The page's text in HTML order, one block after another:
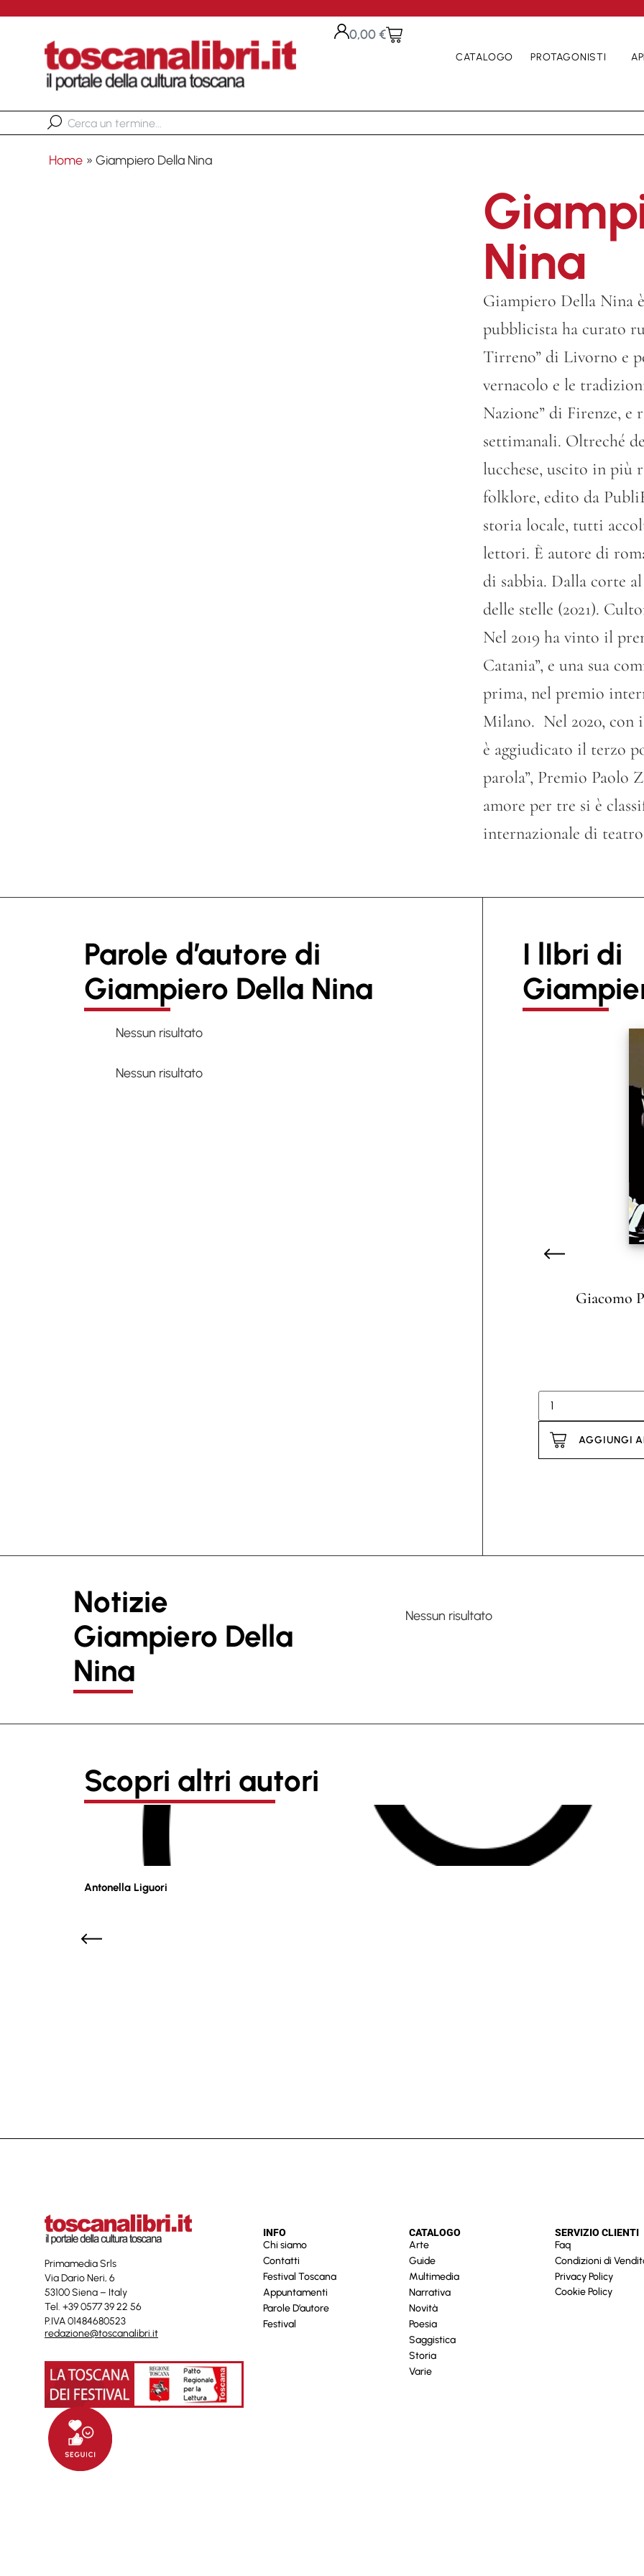
0,00€
CATALOGO PROTAGONISTI
Home » Giampiero Della Nina
Nina
Giampiero Della Nina
pubblicista ha curato
Tirreno” di Livorno e
vernacolo e le
Nazione” di Firenze,
settimanali. Oltreché
lucchese, uscito in più
folklore, edito da
storia locale, tutti
lettori. È autore di
di sabbia. Dalla corte
delle stelle (2021).
Nel 2019 ha vinto il
Catania”, e una sua
prima, nel premio
Milano. Nel 2020,
è aggiudicato il terzo
parola”, Premio Paolo
amore per tre si è
internazionale di
Parole d’autore di
Giampiero Della Nina
Nessun risultato
Nessun risultato
I lIbri di
Giacomo
AGGIUNGI
Notizie
Giampiero Della
Nina
Nessun risultato
Scopri altri autori
Antonella Liguori
Primamedia Srls
Via Dario Neri, 6
53100 Siena – Italy
Tel. +39 0577 39 22 56
P.IVA 01484680523
redazione@toscanalibri.it
INFO
Chi siamo
Contatti
Festival Toscana
Appuntamenti
Parole D’autore
Festival
CATALOGO
Arte
Guide
Multimedia
Narrativa
Novità
Poesia
Saggistica
Storia
Varie
SERVIZIO CLIENTI
Faq
Condizioni di
Privacy Policy
Cookie Policy